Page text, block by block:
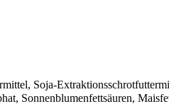
Soja-
Sonnenblumenfettsäuren,